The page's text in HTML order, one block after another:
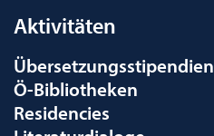
Aktivitäten
Übersetzungsstipendien
Ö-Bibliotheken
Residencies